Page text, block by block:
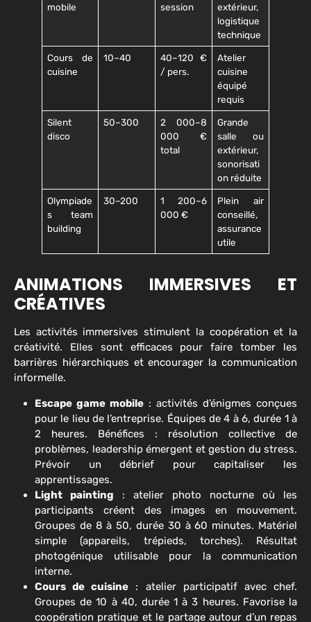
mobile
session
extérieur,
logistique
technique
Cours de
cuisine
10–40
40–120 €
/ pers.
Atelier
cuisine
équipé
requis
Silent
disco
50–300
2 000–8
000 €
total
Grande
salle ou
extérieur,
sonorisati
on réduite
Olympiade
s team
building
30–200
1 200–6
000 €
Plein air
conseillé,
assurance
utile
ANIMATIONS IMMERSIVES ET
CRÉATIVES
Les activités immersives stimulent la coopération et la
créativité. Elles sont efficaces pour faire tomber les
barrières hiérarchiques et encourager la communication
informelle.
Escape game mobile : activités d’énigmes conçues
pour le lieu de l’entreprise. Équipes de 4 à 6, durée 1 à
2 heures. Bénéfices : résolution collective de
problèmes, leadership émergent et gestion du stress.
Prévoir un débrief pour capitaliser les
apprentissages.
Light painting : atelier photo nocturne où les
participants créent des images en mouvement.
Groupes de 8 à 50, durée 30 à 60 minutes. Matériel
simple (appareils, trépieds, torches). Résultat
photogénique utilisable pour la communication
interne.
Cours de cuisine : atelier participatif avec chef.
Groupes de 10 à 40, durée 1 à 3 heures. Favorise la
coopération pratique et le partage autour d’un repas